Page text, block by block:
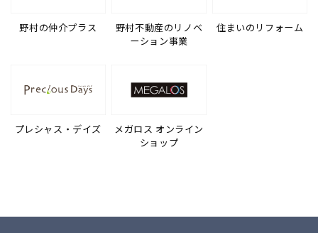
野村の仲介プラス
野村不動産のリノベ
ーション事業
住まいのリフォーム
プレシャス・デイズ
メガロス オンライン
ショップ